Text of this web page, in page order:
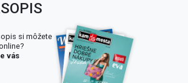
si môžete
vás